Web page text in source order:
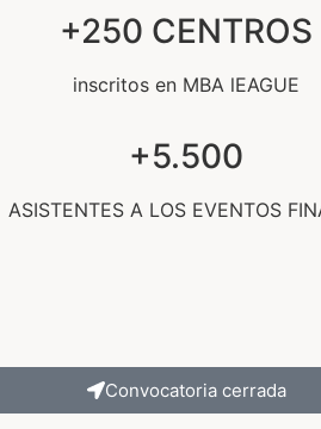
+250 CENTROS
inscritos en MBA lEAGUE
+5.500
ASISTENTES A LOS EVENTOS
Convocatoria cerrada